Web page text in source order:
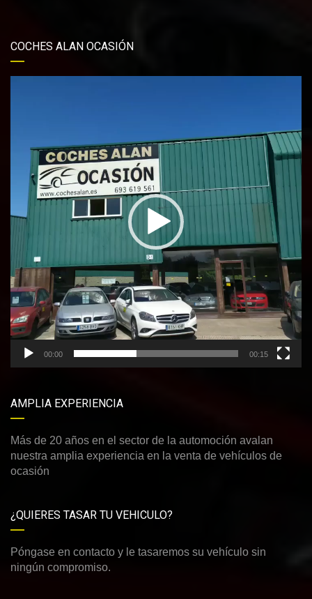
COCHES ALAN OCASIÓN
00:00 00:15
AMPLIA EXPERIENCIA
Más de 20 años en el sector de la automoción avalan
nuestra amplia experiencia en la venta de vehículos de
ocasión
¿QUIERES TASAR TU VEHICULO?
Póngase en contacto y le tasaremos su vehículo sin
ningún compromiso.